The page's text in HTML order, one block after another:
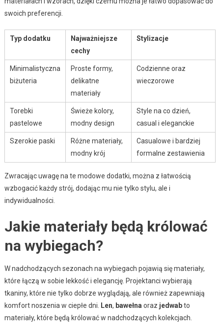
swoich preferencji.
Typ dodatku
Najważniejsze
cechy
Stylizacje
Minimalistyczna
biżuteria
Proste formy,
delikatne
materiały
Codzienne oraz
wieczorowe
Torebki
pastelowe
Świeże kolory,
modny design
Style na co dzień,
casual i eleganckie
Szerokie paski
Różne materiały,
modny krój
Casualowe i bardziej
formalne zestawienia
Zwracając uwagę na te modowe dodatki, można z łatwością
wzbogacić każdy strój, dodając mu nie tylko stylu, ale i
indywidualności.
Jakie materiały będą królować
na wybiegach?
W nadchodzących sezonach na wybiegach pojawią się materiały,
które łączą w sobie lekkość i elegancję. Projektanci wybierają
tkaniny, które nie tylko dobrze wyglądają, ale również zapewniają
komfort noszenia w ciepłe dni.
Len, bawełna oraz jedwabto
materiały, które będą królować w nadchodzących kolekcjach.